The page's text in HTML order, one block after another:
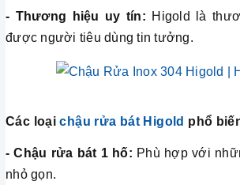
- Thương hiệu uy tín: Higold là
được người tiêu dùng tin tưởng.
Các loạichậu rửa bát Higold phổ
- Chậu rửa bát 1 hố: Phù hợp với
nhỏ gọn.